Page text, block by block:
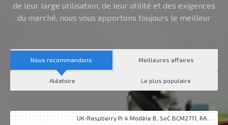
de leur large utilisation, de leur utilité et des exigences
du marché, nous vous apportons toujours le meilleur
Nous recommandons Meilleures affaires
Aléatoire Le plus populaire
UK-Raspberry Pi 4 Modèle B, SoC BCM2711, RAM 2Go DDR4, USB 3.0, PoE